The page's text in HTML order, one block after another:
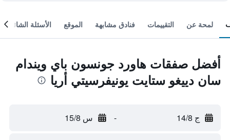
لمحة عن التقييمات فنادق مشابهة الموقع الأسئلة الشائعة
أفضل صفقات هاورد جونسون باي ويندام
سان دييغو ستايت يونيفرسيتي أريا
ج 14/8 - س 15/8